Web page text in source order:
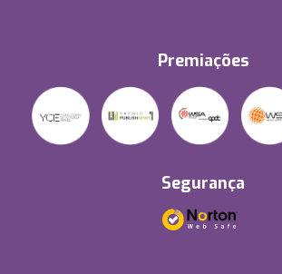
Premiações
Segurança